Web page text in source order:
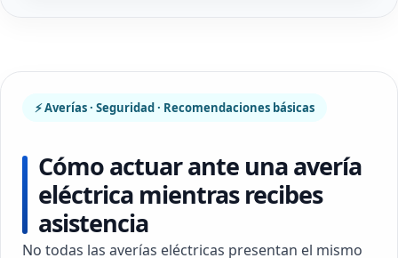
⚡ Averías · Seguridad · Recomendaciones básicas
Cómo actuar ante una avería
eléctrica mientras recibes
asistencia
No todas las averías eléctricas presentan el mismo